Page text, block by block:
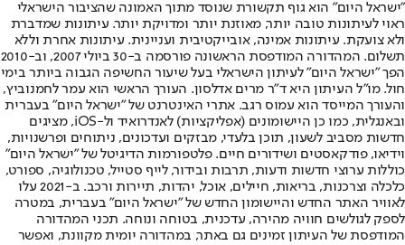
"ישראל היום" הוא גוף תקשורת שנוסד מתוך האמונה שהציבור הישראלי
ראוי לעיתונות טובה יותר, מאוזנת יותר ומדויקת יותר. עיתונות שמדברת
ולא צועקת. עיתונות אמינה, אובייקטיבית ועניינית. עיתונות אחרת וללא
תשלום. המהדורה המודפסת הראשונה פורסמה ב-30 ביולי 2007, וב-2010
הפך "ישראל היום" לעיתון הישראלי בעל שיעור החשיפה הגבוה ביותר בימי
חול. מו"ל העיתון היא ד"ר מרים אדלסון. העורך הראשי הוא עמר לחמנוביץ,
והעורך המייסד הוא עמוס רגב. אתרי האינטרנט של "ישראל היום" בעברית
ובאנגלית, כמו כן היישומונים (אפליקציות) לאנדרואיד ול-iOS, מציגים
חדשות מסביב לשעון, תוכן בלעדי, מבזקים ועדכונים, ניתוחים ופרשנויות,
וידיאו, פודקאסטים ושידורים חיים. פלטפורמות הדיגיטל של "ישראל היום"
כוללות ערוצי חדשות ודעות, תרבות ובידור, לייף סטייל, טכנולוגיה, ספורט,
כלכלה וצרכנות, בריאות, חיילים, אוכל, יהדות, תיירות ורכב. ב-2021 עלו
לאוויר האתר החדש והיישומון החדש של "ישראל היום" בעברית, במטרה
לספק לגולשים חוויה מהירה, עדכנית, בטוחה ונוחה. תכני המהדורה
המודפסת של העיתון זמינים גם באתר, במהדורה יומית מקוונת, ואפשר